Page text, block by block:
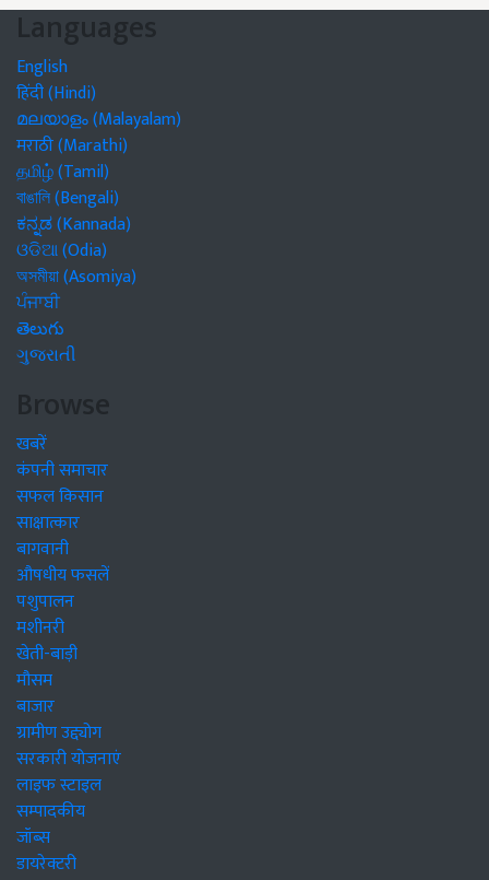
Languages
English
हिंदी (Hindi)
മലയാളം (Malayalam)
मराठी (Marathi)
தமிழ் (Tamil)
বাঙালি (Bengali)
ಕನ್ನಡ (Kannada)
ଓଡିଆ (Odia)
অসমীয়া (Asomiya)
ਪੰਜਾਬੀ
తెలుగు
ગુજરાતી
Browse
खबरें
कंपनी समाचार
सफल किसान
साक्षात्कार
बागवानी
औषधीय फसलें
पशुपालन
मशीनरी
खेती-बाड़ी
मौसम
बाजार
ग्रामीण उद्द्योग
सरकारी योजनाएं
लाइफ स्टाइल
सम्पादकीय
जॉब्स
डायरेक्टरी